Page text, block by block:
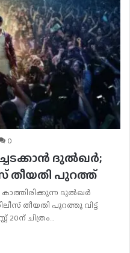
0
ദുല്‍ഖർ;
തീയതി പുറത്ത്
ദുല്‍ഖര്‍
തീയതി പുറത്തു വിട്ട്
20ന് ചിത്രം…